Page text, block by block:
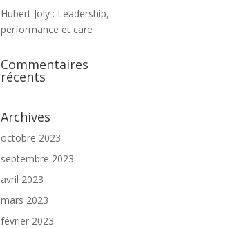
Hubert Joly : Leadership,
performance et care
Commentaires
récents
Archives
octobre 2023
septembre 2023
avril 2023
mars 2023
février 2023